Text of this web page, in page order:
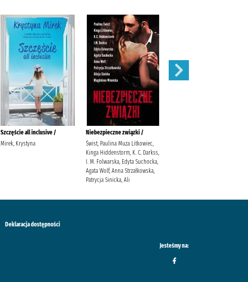
Szczęście all inclusive /
Mirek, Krystyna
Niebezpieczne związki /
Świst, Paulina Muza Litkowiec,
Kinga Hiddenstorm, K. C. Darkss,
I. M. Folwarska, Edyta Suchocka,
Agata Wolf, Anna Strzałkowska,
Patrycja Sinicka, Ali
Deklaracja dostępności
Jesteśmy na: